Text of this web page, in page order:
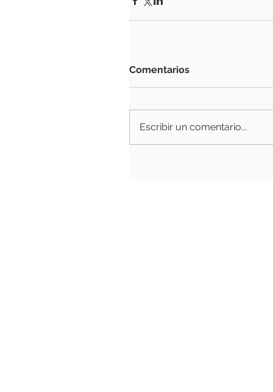
Comentarios
Escribir un comentario...